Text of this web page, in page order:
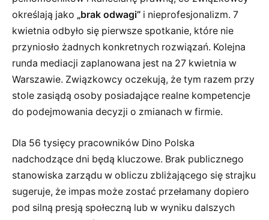
określają jako „brak odwagi” i nieprofesjonalizm. 7
kwietnia odbyło się pierwsze spotkanie, które nie
przyniosło żadnych konkretnych rozwiązań. Kolejna
runda mediacji zaplanowana jest na 27 kwietnia w
Warszawie. Związkowcy oczekują, że tym razem przy
stole zasiądą osoby posiadające realne kompetencje
do podejmowania decyzji o zmianach w firmie.
Dla 56 tysięcy pracowników Dino Polska
nadchodzące dni będą kluczowe. Brak publicznego
stanowiska zarządu w obliczu zbliżającego się strajku
sugeruje, że impas może zostać przełamany dopiero
pod silną presją społeczną lub w wyniku dalszych